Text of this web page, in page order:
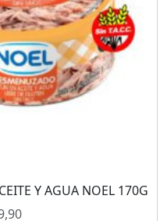
Y AGUA NOEL 170G